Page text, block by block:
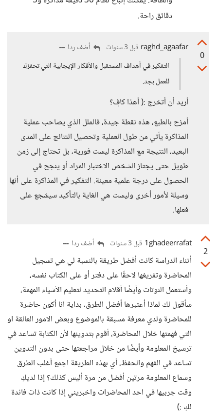
دقائق راحة.
0
raghd_agaafar قبل 3 سنوات
أضف ردا
التفكير في أهداف المستقبل والأفكار الإيجابية التي تحفزك
للعمل بجد.
أريد أن أتخرج :( أهذا كافٍ؟
أمزح بالطبع، هذه نقطة جيدة، فالملل الذي يصاحب عملية
المذاكرة يأتي من طول العملية وتحصيل النتائج على المدى
البعيد، النتيجة مع المذاكرة ليست فورية، بل تحتاج إلى زمن
طويل حتى يجتاز الشخص الاختبار المراد أو ينجح في
الحصول على درجة علمية معينة. التفكير في المذاكرة على أنها
وسيلة لأمور أخرى وليست هي الغاية بالتأكيد سيشجع على
فعلها.
2
1ghadeerrafat قبل 3 سنوات أضف ردا
أثناء الدراسة كانت أفضل طريقة بالنسبة لي هي تسجيل
المحاضرة وتفريغها لاحقًا على دفتر أو على الكتاب نفسه،
وأستعمل النوتات وأيضًا أقلام التحديد لتعليم الأشياء المهمة،
سأقول لك لماذا أعتبرها أفضل الطرق، بداية انا أكون حاضرة
للمحاضرة ولدي معرفة مسبقة بالموضوع وبعض الامور العالقة او
التي فهمتها خلال المحاضرة، أقوم بتدوينها لأن الكتابة تساعد في
ترسيخ المعلومة وأيضًا من خلال مراجعتها حتى بدون التدوين
تساعد في الفهم والحفظ، أي بهذه الطريقة اجمع أغلب الطرق
وسماع المعلومة مرتين أفضل من مرة أليس كذلك؟ إذا لديكِ
وقت جربيها في احد المحاضرات واخبريني إذا كانت ذات فائدة
لكِ :)